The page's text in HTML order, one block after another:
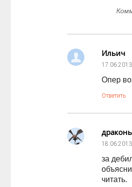
Ильич
17.06.2013
Опер
Ответить
18.06.2013
за
читать.